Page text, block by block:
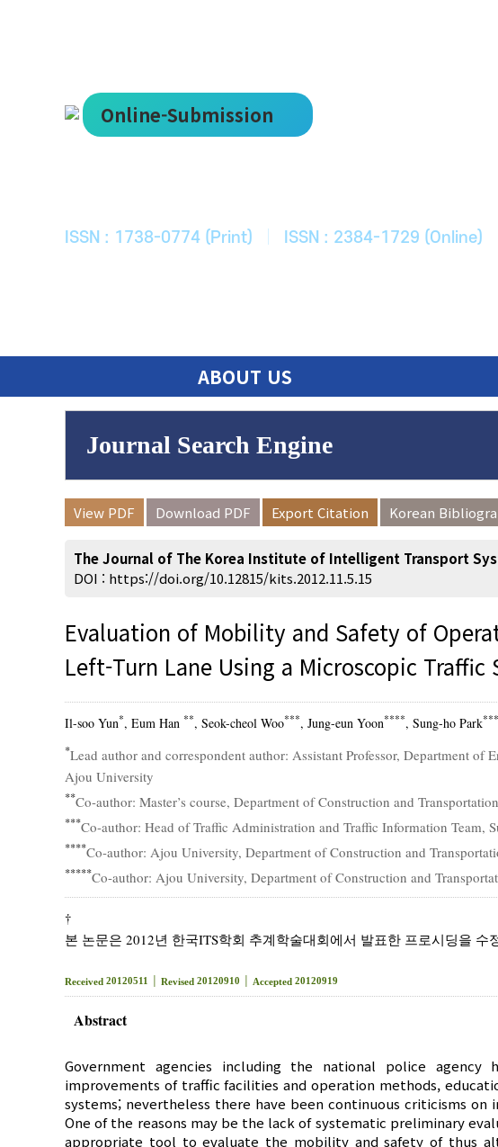
Online-Submission
한국ITS학회논문지
ISSN : 1738-0774 (Print) ISSN : 2384-1729 (Online)
ABOUT US
Journal Search Engine
Volume/Issue :
Search :
Search Advanced Search
View PDF Download PDF Export Citation Korean
The Journal of The Korea Institute of Intelligent Transport
DOI : https://doi.org/10.12815/kits.2012.11.5.15
Evaluation of Mobility and Safety of
Left-Turn Lane Using a Microscopic
Il-soo Yun*, Eum Han **, Seok-cheol Woo***, Jung-eun Yoon****, Sung-ho Park
*Lead author and correspondent author: Assistant Professor, Department
Ajou University
**Co-author: Master’s course, Department of Construction and
***Co-author: Head of Traffic Administration and Traffic Information Team,
****Co-author: Ajou University, Department of Construction and
*****Co-author: Ajou University, Department of Construction and
†
본 논문은 2012년 한국ITS학회 추계학술대회에서 발표한 프로시딩을 수
Received 20120511 │ Revised 20120910 │ Accepted 20120919
Abstract
Government agencies including the national police agency
improvements of traffic facilities and operation methods,
systems; nevertheless there have been continuous criticisms
One of the reasons may be the lack of systematic preliminary
appropriate tool to evaluate the mobility and safety of thus